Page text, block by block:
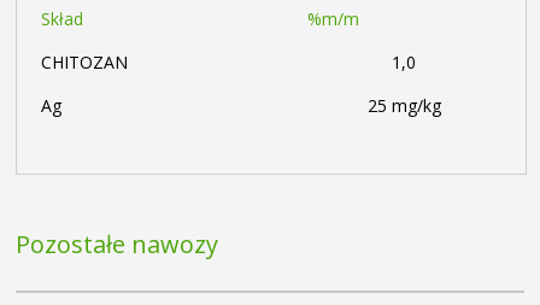
Skład
%m/m
CHITOZAN
1,0
Ag
25 mg/kg
Pozostałe nawozy